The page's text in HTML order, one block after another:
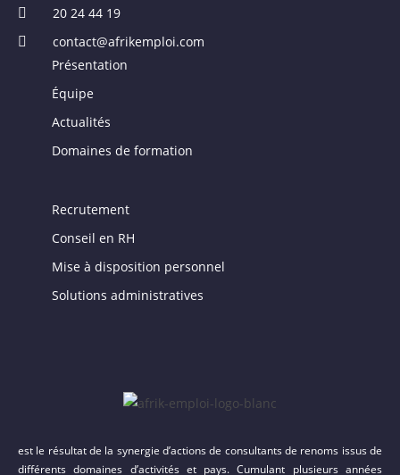
20 24 44 19
contact@afrikemploi.com
Présentation
Équipe
Actualités
Domaines de formation
Recrutement
Conseil en RH
Mise à disposition personnel
Solutions administratives
est le résultat de la synergie d’actions de consultants de renoms issus de
différents domaines d’activités et pays. Cumulant plusieurs années